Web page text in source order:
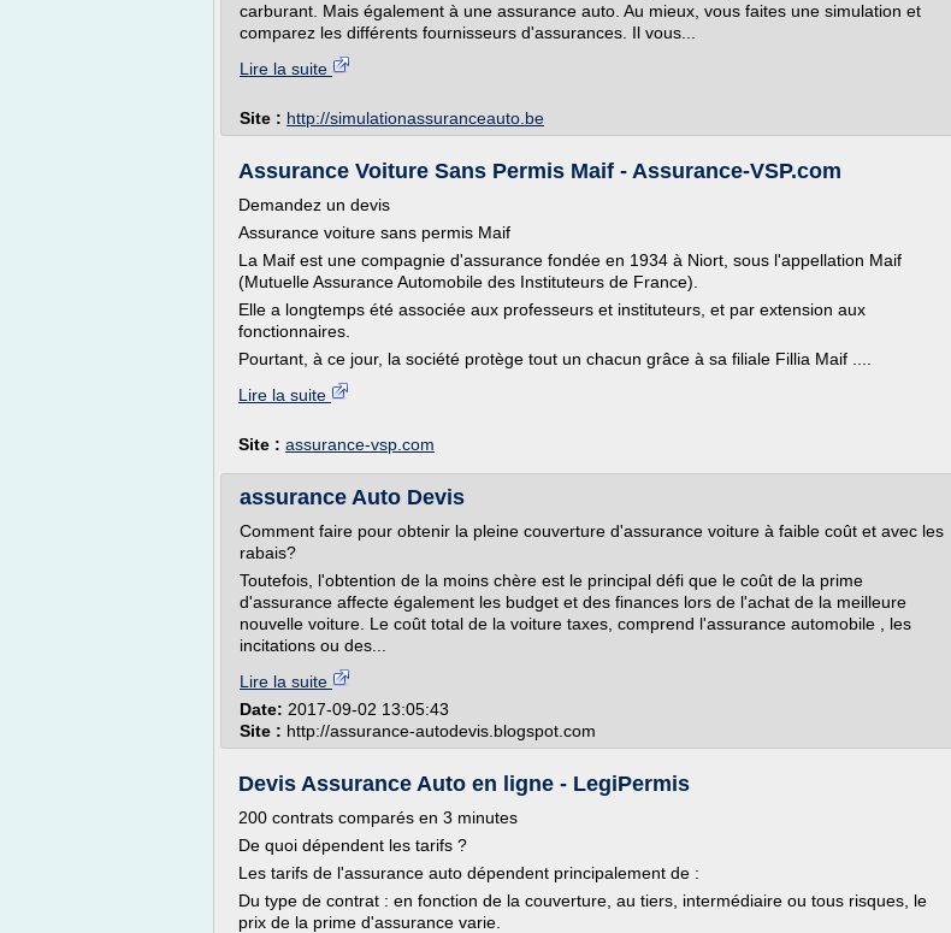
carburant. Mais également à une assurance auto. Au mieux, vous faites une simulation et
comparez les différents fournisseurs d'assurances. Il vous...
Lire la suite
Site : http://simulationassuranceauto.be
Assurance Voiture Sans Permis Maif - Assurance-VSP.com
Demandez un devis
Assurance voiture sans permis Maif
La Maif est une compagnie d'assurance fondée en 1934 à Niort, sous l'appellation Maif
(Mutuelle Assurance Automobile des Instituteurs de France).
Elle a longtemps été associée aux professeurs et instituteurs, et par extension aux
fonctionnaires.
Pourtant, à ce jour, la société protège tout un chacun grâce à sa filiale Fillia Maif ....
Lire la suite
Site : assurance-vsp.com
assurance Auto Devis
Comment faire pour obtenir la pleine couverture d'assurance voiture à faible coût et avec les
rabais?
Toutefois, l'obtention de la moins chère est le principal défi que le coût de la prime
d'assurance affecte également les budget et des finances lors de l'achat de la meilleure
nouvelle voiture. Le coût total de la voiture taxes, comprend l'assurance automobile , les
incitations ou des...
Lire la suite
Date: 2017-09-02 13:05:43
Site : http://assurance-autodevis.blogspot.com
Devis Assurance Auto en ligne - LegiPermis
200 contrats comparés en 3 minutes
De quoi dépendent les tarifs ?
Les tarifs de l'assurance auto dépendent principalement de :
Du type de contrat : en fonction de la couverture, au tiers, intermédiaire ou tous risques, le
prix de la prime d'assurance varie.